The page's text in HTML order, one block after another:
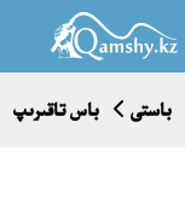
باستى باس تاقىرىپ